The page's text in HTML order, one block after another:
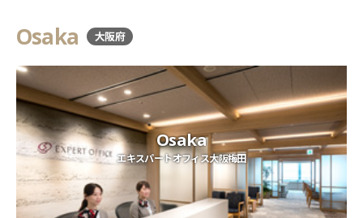
Osaka 大阪府
Osaka
エキスパートオフィス大阪梅田